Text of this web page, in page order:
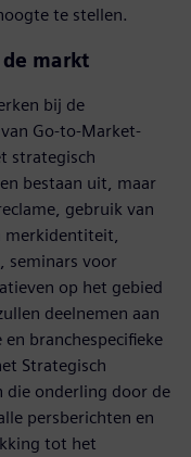
te stellen.
markt
bij de
Go-to-Market-
strategisch
bestaan uit, maar
gebruik van
seminars voor
op het gebied
deelnemen aan
branchespecifieke
Strategisch
die onderling door de
persberichten en
tot het